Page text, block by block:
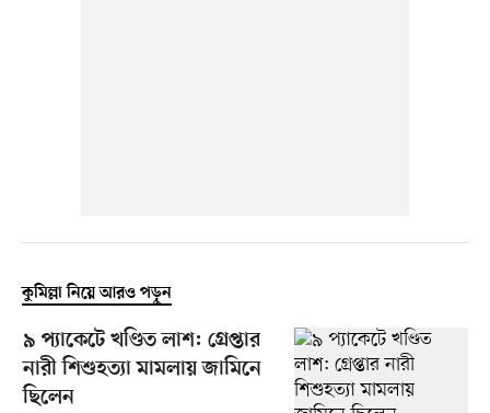
কুমিল্লা নিয়ে আরও পড়ুন
৯ প্যাকেটে খণ্ডিত লাশ: গ্রেপ্তার
নারী শিশুহত্যা মামলায় জামিনে
ছিলেন